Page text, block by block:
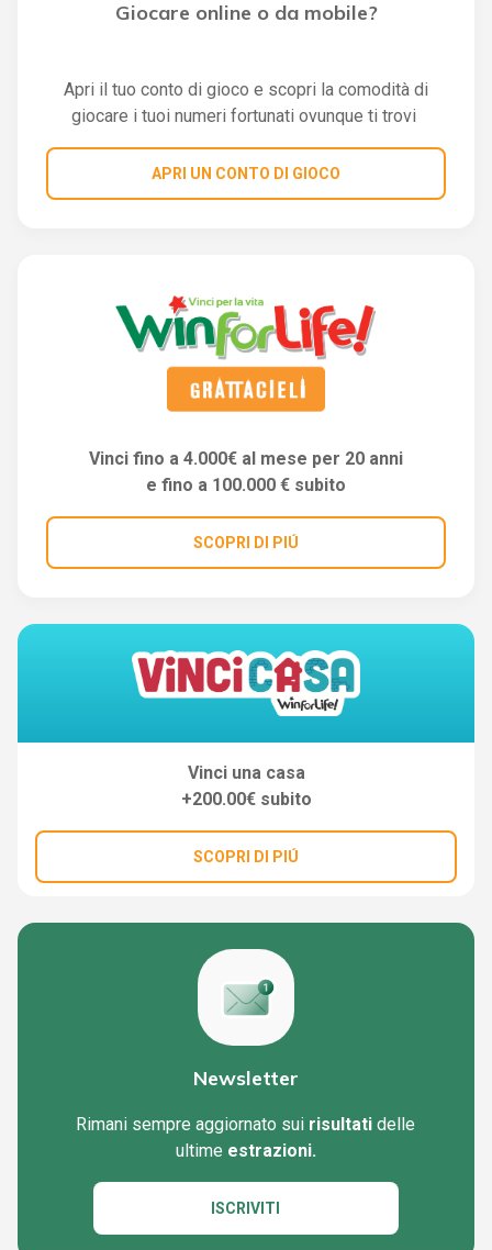
Giocare online o da mobile?
Apri il tuo conto di gioco e scopri la comodità di
giocare i tuoi numeri fortunati ovunque ti trovi
APRI UN CONTO DI GIOCO
Vinci fino a 4.000€ al mese per 20 anni
e fino a 100.000 € subito
SCOPRI DI PIÚ
Vinci una casa
+200.00€ subito
SCOPRI DI PIÚ
Newsletter
Rimani sempre aggiornato sui risultati delle
ultime estrazioni.
ISCRIVITI